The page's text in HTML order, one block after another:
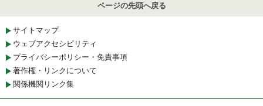
ページの先頭へ戻る
サイトマップ
ウェブアクセシビリティ
プライバシーポリシー・免責事項
著作権・リンクについて
関係機関リンク集